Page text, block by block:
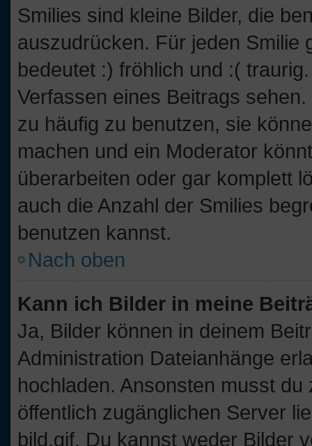
Smilies sind kleine Bilder, die
auszudrücken. Für jeden Smilie
bedeutet :) fröhlich und :(
Verfassen eines Beitrags
zu häufig zu benutzen, sie
machen und ein Moderator
überarbeiten oder gar komplett
auch die Anzahl der Smilies
benutzen kannst.
Nach oben
Kann ich Bilder in meine
Ja, Bilder können in deinem
Administration Dateianhänge
hochladen. Ansonsten musst
öffentlich zugänglichen Server
bild.gif. Du kannst weder Bilder